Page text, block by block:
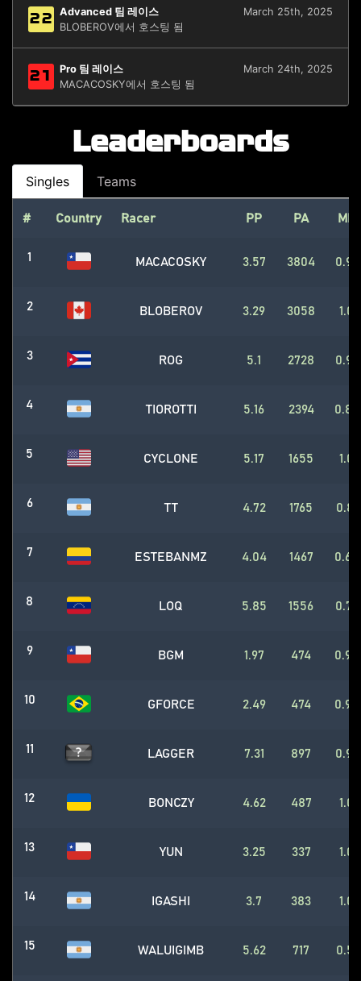
22 Advanced 팀 레이스
March 25th, 2025
BLOBEROV에서 호스팅 됨
21 Pro 팀 레이스
March 24th, 2025
MACACOSKY에서 호스팅 됨
Leaderboards
Singles Teams
# Country Racer PP PA MP
1 MACACOSKY 3.57 3804 0.94
2 BLOBEROV 3.29 3058 1.0
3 ROG 5.1 2728 0.96
4 TIOROTTI 5.16 2394 0.87
5 CYCLONE 5.17 1655 1.0
6 TT 4.72 1765 0.81
7 ESTEBANMZ 4.04 1467 0.64
8 LOQ 5.85 1556 0.79
9 BGM 1.97 474 0.95
10 GFORCE 2.49 474 0.98
11 LAGGER 7.31 897 0.92
12 BONCZY 4.62 487 1.0
13 YUN 3.25 337 1.0
14 IGASHI 3.7 383 1.0
15 WALUIGIMB 5.62 717 0.51